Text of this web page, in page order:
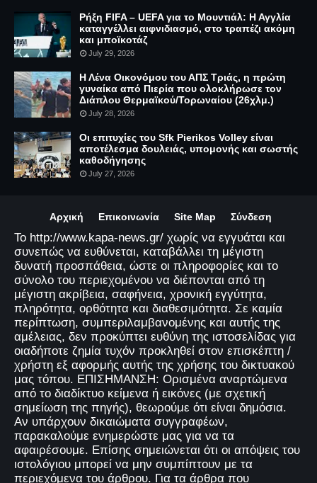
Ρήξη FIFA – UEFA για το Μουντιάλ: Η Αγγλία
καταγγέλλει αιφνιδιασμό, στο τραπέζι ακόμη
και μποϊκοτάζ
July 29, 2026
Η Λένα Οικονόμου του ΑΠΣ Τριάς, η πρώτη
γυναίκα από Πιερία που ολοκλήρωσε τον
Διάπλου Θερμαϊκού/Τορωναίου (26χλμ.)
July 28, 2026
Οι επιτυχίες του Sfk Pierikos Volley είναι
αποτέλεσμα δουλειάς, υπομονής και σωστής
καθοδήγησης
July 27, 2026
Αρχική Επικοινωνία Site Map Σύνδεση
Το http://www.kapa-news.gr/ χωρίς να εγγυάται και
συνεπώς να ευθύνεται, καταβάλλει τη μέγιστη
δυνατή προσπάθεια, ώστε οι πληροφορίες και το
σύνολο του περιεχομένου να διέπονται από τη
μέγιστη ακρίβεια, σαφήνεια, χρονική εγγύτητα,
πληρότητα, ορθότητα και διαθεσιμότητα. Σε καμία
περίπτωση, συμπεριλαμβανομένης και αυτής της
αμέλειας, δεν προκύπτει ευθύνη της ιστοσελίδας για
οιαδήποτε ζημία τυχόν προκληθεί στον επισκέπτη /
χρήστη εξ αφορμής αυτής της χρήσης του δικτυακού
μας τόπου. ΕΠΙΣΗΜΑΝΣΗ: Ορισμένα αναρτώμενα
από το διαδίκτυο κείμενα ή εικόνες (με σχετική
σημείωση της πηγής), θεωρούμε ότι είναι δημόσια.
Αν υπάρχουν δικαιώματα συγγραφέων,
παρακαλούμε ενημερώστε μας για να τα
αφαιρέσουμε. Επίσης σημειώνεται ότι οι απόψεις του
ιστολόγιου μπορεί να μην συμπίπτουν με τα
περιεχόμενα του άρθρου. Για τα άρθρα που